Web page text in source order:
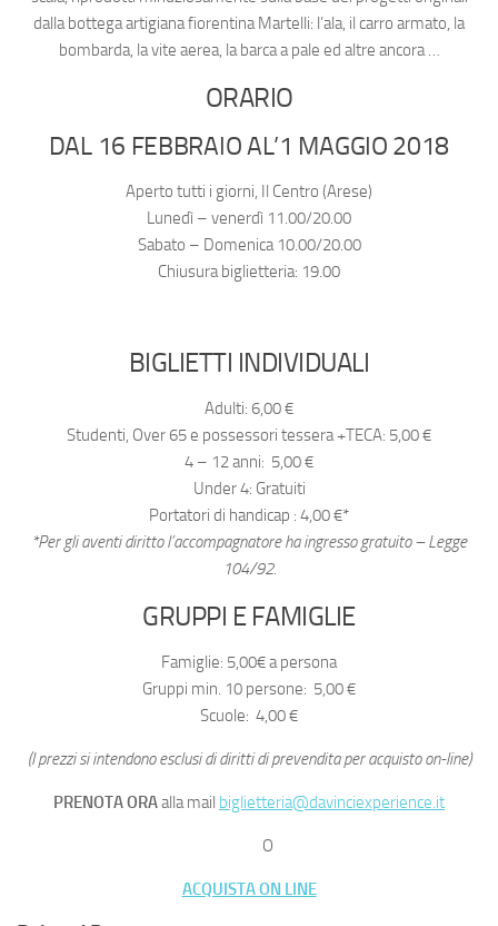
dalla bottega artigiana fiorentina Martelli: l’ala, il carro armato, la
bombarda, la vite aerea, la barca a pale ed altre ancora …
ORARIO
DAL 16 FEBBRAIO AL’1 MAGGIO 2018
Aperto tutti i giorni, Il Centro (Arese)
Lunedì – venerdì 11.00/20.00
Sabato – Domenica 10.00/20.00
Chiusura biglietteria: 19.00
BIGLIETTI INDIVIDUALI
Adulti: 6,00 €
Studenti, Over 65 e possessori tessera +TECA: 5,00 €
4 – 12 anni: 5,00 €
Under 4: Gratuiti
Portatori di handicap : 4,00 €*
*Per gli aventi diritto l’accompagnatore ha ingresso gratuito – Legge
104/92.
GRUPPI E FAMIGLIE
Famiglie: 5,00€ a persona
Gruppi min. 10 persone: 5,00 €
Scuole: 4,00 €
(I prezzi si intendono esclusi di diritti di prevendita per acquisto on-line)
PRENOTA ORAalla mail biglietteria@davinciexperience.it
O
ACQUISTA ON LINE